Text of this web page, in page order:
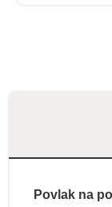
Povlak na